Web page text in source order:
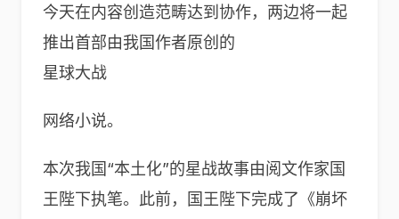
今天在内容创造范畴达到协作，两边将一起
推出首部由我国作者原创的
星球大战
网络小说。
本次我国“本土化”的星战故事由阅文作家国
王陛下执笔。此前，国王陛下完成了《崩坏